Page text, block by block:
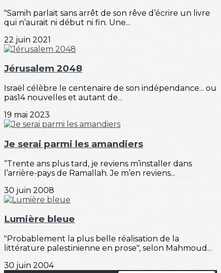
"Samih parlait sans arrêt de son rêve d’écrire un livre
qui n’aurait ni début ni fin. Une...
22 juin 2021
Jérusalem 2048
Israël célèbre le centenaire de son indépendance... ou
pas14 nouvelles et autant de...
19 mai 2023
Je serai parmi les amandiers
“Trente ans plus tard, je reviens m’installer dans
l’arrière-pays de Ramallah. Je m’en reviens...
30 juin 2008
Lumière bleue
"Probablement la plus belle réalisation de la
littérature palestinienne en prose", selon Mahmoud...
30 juin 2004